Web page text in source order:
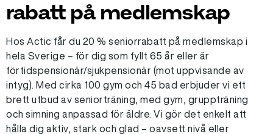
rabatt på medlemskap
Hos Actic får du 20 % seniorrabatt på medlemskap i
hela Sverige – för dig som fyllt 65 år eller är
förtidspensionär/sjukpensionär (mot uppvisande av
intyg). Med cirka 100 gym och 45 bad erbjuder vi ett
brett utbud av seniorträning, med gym, gruppträning
och simning anpassad för äldre. Vi gör det enkelt att
hålla dig aktiv, stark och glad – oavsett nivå eller